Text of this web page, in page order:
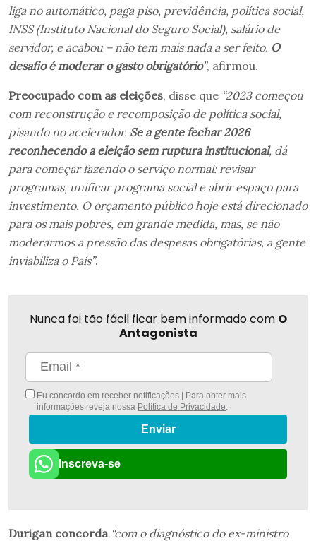
liga no automático, paga piso, previdência, política social,
INSS (Instituto Nacional do Seguro Social), salário de
servidor, e acabou – não tem mais nada a ser feito. O
desafio é moderar o gasto obrigatório”, afirmou.
Preocupado com as eleições, disse que “2023 começou
com reconstrução e recomposição de política social,
pisando no acelerador. Se a gente fechar 2026
reconhecendo a eleição sem ruptura institucional, dá
para começar fazendo o serviço normal: revisar
programas, unificar programa social e abrir espaço para
investimento. O orçamento público hoje está direcionado
para os mais pobres, em grande medida, mas, se não
moderarmos a pressão das despesas obrigatórias, a gente
inviabiliza o País”.
Nunca foi tão fácil ficar bem informado com O
Antagonista
Eu concordo em receber notificações | Para obter mais
informações reveja nossa Política de Privacidade
Enviar
Inscreva-se
Durigan concorda “com o diagnóstico do ex-ministro